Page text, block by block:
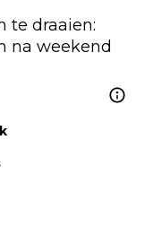
te draaien: